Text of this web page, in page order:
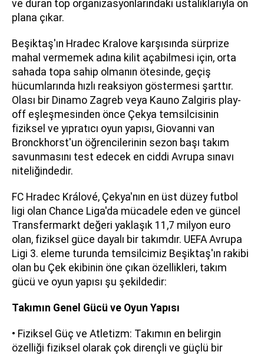
ve duran top organizasyonlarındaki ustalıklarıyla ön
plana çıkar.
Beşiktaş'ın Hradec Kralove karşısında sürprize
mahal vermemek adına kilit açabilmesi için, orta
sahada topa sahip olmanın ötesinde, geçiş
hücumlarında hızlı reaksiyon göstermesi şarttır.
Olası bir Dinamo Zagreb veya Kauno Zalgiris play-
off eşleşmesinden önce Çekya temsilcisinin
fiziksel ve yıpratıcı oyun yapısı, Giovanni van
Bronckhorst'un öğrencilerinin sezon başı takım
savunmasını test edecek en ciddi Avrupa sınavı
niteliğindedir.
FC Hradec Králové, Çekya'nın en üst düzey futbol
ligi olan Chance Liga'da mücadele eden ve güncel
Transfermarkt değeri yaklaşık 11,7 milyon euro
olan, fiziksel güce dayalı bir takımdır. UEFA Avrupa
Ligi 3. eleme turunda temsilcimiz Beşiktaş'ın rakibi
olan bu Çek ekibinin öne çıkan özellikleri, takım
gücü ve oyun yapısı şu şekildedir:
Takımın Genel Gücü ve Oyun Yapısı
• Fiziksel Güç ve Atletizm: Takımın en belirgin
özelliği fiziksel olarak çok dirençli ve güçlü bir